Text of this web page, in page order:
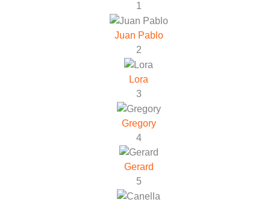
1
Juan Pablo
2
Lora
3
Gregory
4
Gerard
5